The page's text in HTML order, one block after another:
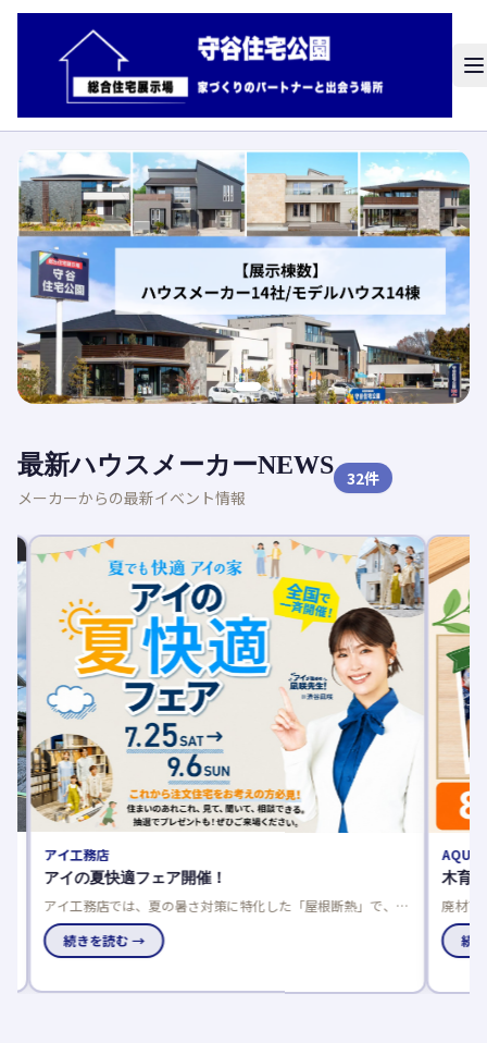
最新ハウスメーカーNEWS
メーカーからの最新イベント情報
32件
アイ工務店
アイの夏快適フェア開催！
アイ工務店では、夏の暑さ対策に特化した「屋根断熱」で、数
値だけでは分からない本当の涼しさをモデルハウスで体感でき
るフェアを開催中です。
続きを読む →
木育フ
廃材ア
国のア
究にも
続